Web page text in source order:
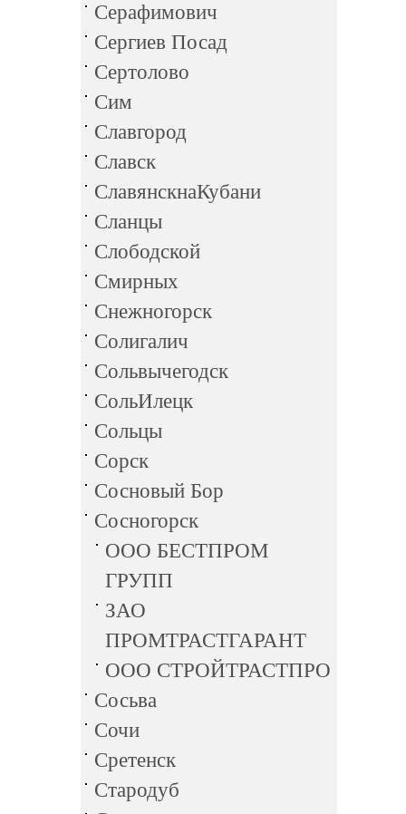
Серафимович
Сергиев Посад
Сертолово
Сим
Славгород
Славск
СлавянскнаКубани
Сланцы
Слободской
Смирных
Снежногорск
Солигалич
Сольвычегодск
СольИлецк
Сольцы
Сорск
Сосновый Бор
Сосногорск
ООО БЕСТПРОМ
ГРУПП
ЗАО
ПРОМТРАСТГАРАНТ
ООО СТРОЙТРАСТПРО
Сосьва
Сочи
Сретенск
Стародуб